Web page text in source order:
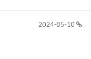
2024-05-10